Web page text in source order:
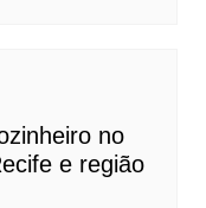
no
e região